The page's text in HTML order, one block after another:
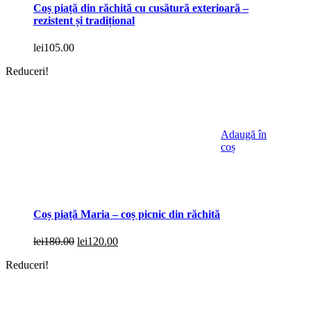
Coș piață din răchită cu cusătură exterioară –
rezistent și tradițional
lei105.00
Reduceri!
Adaugă în
coș
Coș piață Maria – coș picnic din răchită
lei180.00 Prețul
lei120.00Prețul
Reduceri!